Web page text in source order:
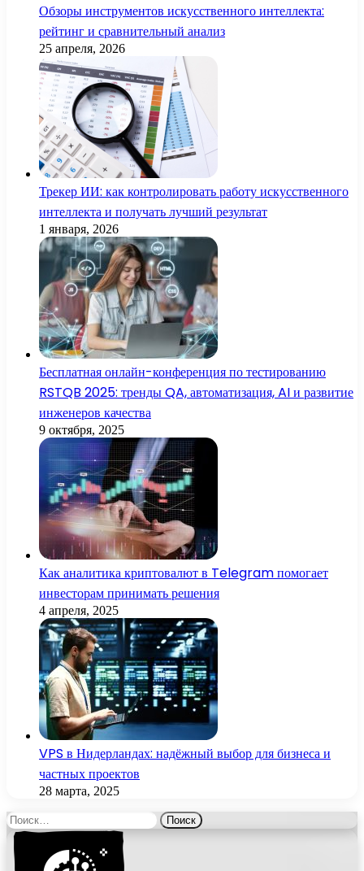
Обзоры инструментов искусственного интеллекта:
рейтинг и сравнительный анализ
25 апреля, 2026
Трекер ИИ: как контролировать работу искусственного
интеллекта и получать лучший результат
1 января, 2026
Бесплатная онлайн-конференция по тестированию
RSTQB 2025: тренды QA, автоматизация, AI и развитие
инженеров качества
9 октября, 2025
Как аналитика криптовалют в Telegram помогает
инвесторам принимать решения
4 апреля, 2025
VPS в Нидерландах: надёжный выбор для бизнеса и
частных проектов
28 марта, 2025
Найти: